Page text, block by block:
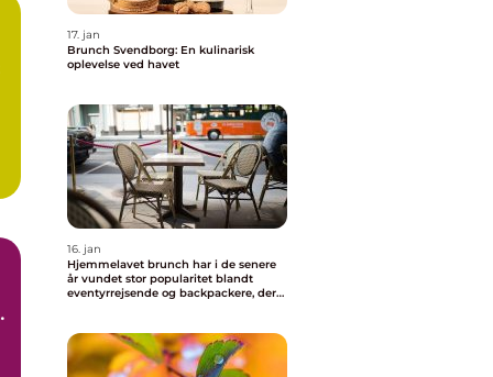
17. jan
Brunch Svendborg: En kulinarisk
oplevelse ved havet
16. jan
Hjemmelavet brunch har i de senere
år vundet stor popularitet blandt
eventyrrejsende og backpackere, der
skulle forlade deres indkvartering